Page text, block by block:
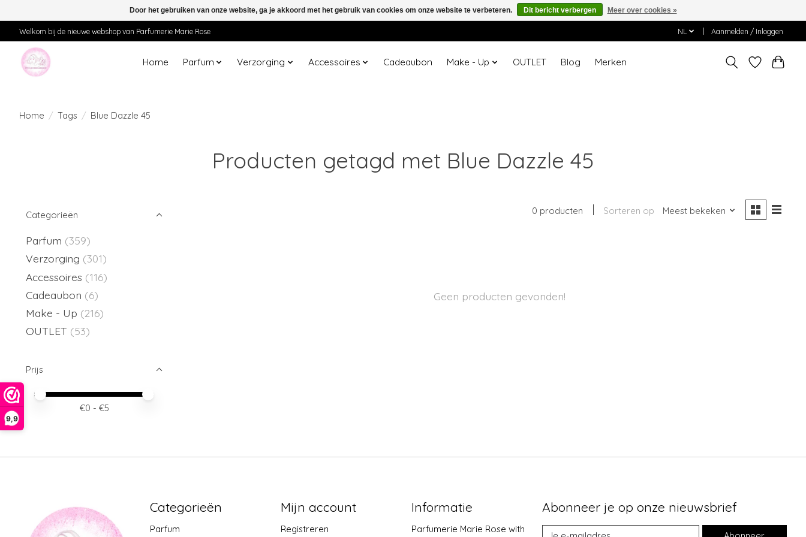
9,9
Welkom bij de nieuwe webshop van Parfumerie Marie Rose NL Aanmelden / Inloggen
Home Parfum Verzorging Accessoires Cadeaubon Make - Up OUTLET Blog Merken
Home / Tags / Blue Dazzle 45
Producten getagd met Blue Dazzle 45
Categorieën
Parfum (359)
Verzorging (301)
Accessoires (116)
Cadeaubon (6)
Make - Up (216)
OUTLET (53)
Prijs
Minimale prijswaarde
Price maximum value
€0 - €5
0 producten Sorteren op Meest bekeken
Geen producten gevonden!
Categorieën
Parfum
Mijn account
Registreren
Informatie
Parfumerie Marie Rose with
Abonneer je op onze nieuwsbrief
Door het gebruiken van onze website, ga je akkoord met het gebruik van cookies om onze website te verbeteren. Dit bericht verbergen Meer over cookies »